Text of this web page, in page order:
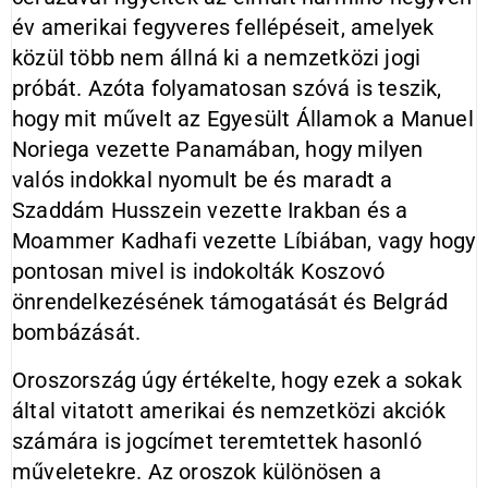
év amerikai fegyveres fellépéseit, amelyek
közül több nem állná ki a nemzetközi jogi
próbát. Azóta folyamatosan szóvá is teszik,
hogy mit művelt az Egyesült Államok a Manuel
Noriega vezette Panamában, hogy milyen
valós indokkal nyomult be és maradt a
Szaddám Husszein vezette Irakban és a
Moammer Kadhafi vezette Líbiában, vagy hogy
pontosan mivel is indokolták Koszovó
önrendelkezésének támogatását és Belgrád
bombázását.
Oroszország úgy értékelte, hogy ezek a sokak
által vitatott amerikai és nemzetközi akciók
számára is jogcímet teremtettek hasonló
műveletekre. Az oroszok különösen a